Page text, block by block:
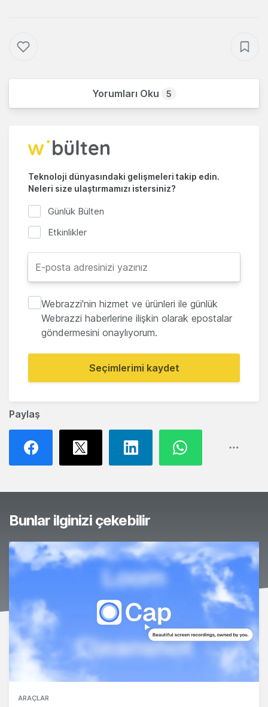
Paylaş
Yorumları Oku 5
Teknoloji dünyasındaki gelişmeleri takip edin.
Neleri size ulaştırmamızı istersiniz?
Günlük Bülten
Etkinlikler
Webrazzi'nin hizmet ve ürünleri ile günlük
Webrazzi haberlerine ilişkin olarak epostalar
göndermesini onaylıyorum.
Seçimlerimi kaydet
Bunlar ilginizi çekebilir
ARAÇLAR